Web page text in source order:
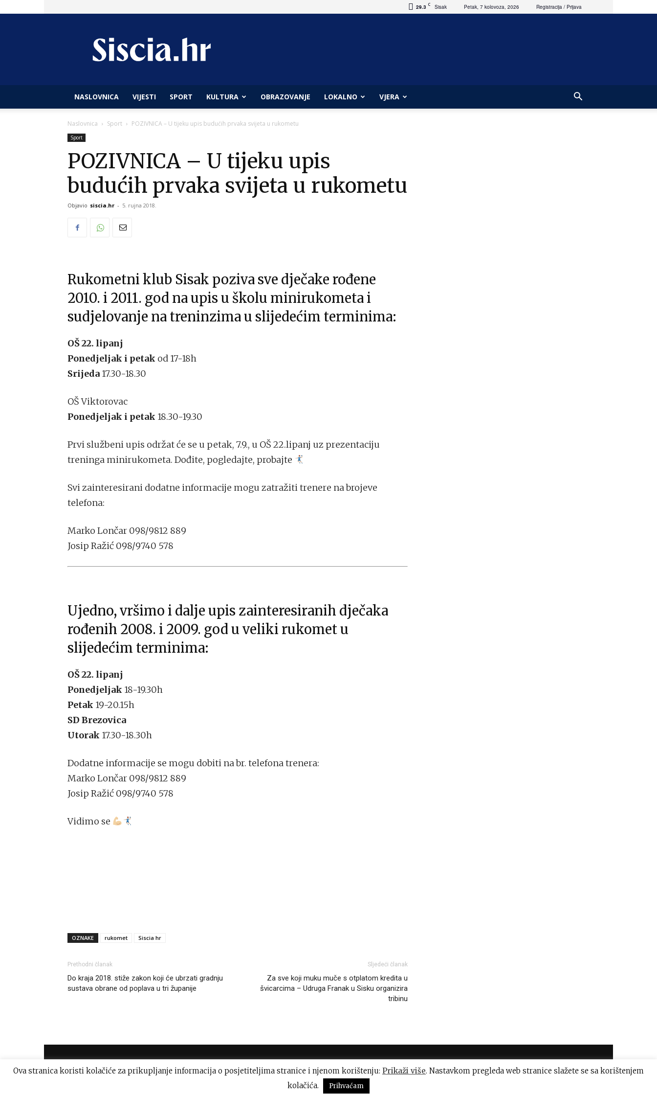
29.3 C Sisak Petak, 7 kolovoza, 2026 Registracija / Prijava
hr
NASLOVNICA VIJESTI SPORT KULTURA OBRAZOVANJE LOKALNO VJERA
Naslovnica Sport POZIVNICA – U tijeku upis budućih prvaka svijeta u rukometu
Sport
POZIVNICA – U tijeku upis
budućih prvaka svijeta u rukometu
Objavio siscia.hr - 5. rujna 2018.
Rukometni klub Sisak poziva sve dječake rođene
2010. i 2011. god na upis u školu minirukometa i
sudjelovanje na treninzima u slijedećim terminima:
OŠ 22. lipanj
Ponedjeljak i petak od 17-18h
Srijeda 17.30-18.30
OŠ Viktorovac
Ponedjeljak i petak 18.30-19.30
Prvi službeni upis održat će se u petak, 7.9., u OŠ 22.lipanj uz prezentaciju
treninga minirukometa. Dođite, pogledajte, probajte
Svi zainteresirani dodatne informacije mogu zatražiti trenere na brojeve
telefona:
Marko Lončar 098/9812 889
Josip Ražić 098/9740 578
Ujedno, vršimo i dalje upis zainteresiranih dječaka
rođenih 2008. i 2009. god u veliki rukomet u
slijedećim terminima:
OŠ 22. lipanj
Ponedjeljak 18-19.30h
Petak 19-20.15h
SD Brezovica
Utorak 17.30-18.30h
Dodatne informacije se mogu dobiti na br. telefona trenera:
Marko Lončar 098/9812 889
Josip Ražić 098/9740 578
Vidimo se
OZNAKE rukomet Siscia hr
Prethodni članak
Do kraja 2018. stiže zakon koji će ubrzati gradnju
sustava obrane od poplava u tri županije
Sljedeći članak
Za sve koji muku muče s otplatom kredita u
švicarcima – Udruga Franak u Sisku organizira
tribinu
Ova stranica koristi kolačiće za prikupljanje informacija o posjetiteljima stranice i njenom korištenju: Prikaži više. Nastavkom pregleda web stranice slažete se sa korištenjem
kolačića.
Prihvaćam